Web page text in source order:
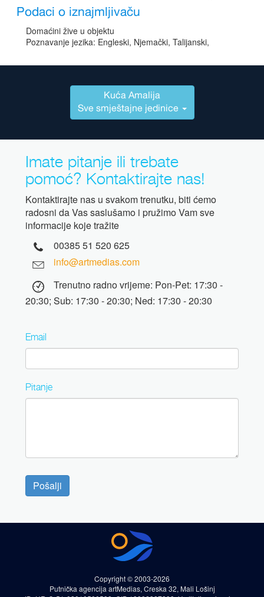
Podaci o iznajmljivaču
Domaćini žive u objektu
Poznavanje jezika: Engleski, Njemački, Talijanski,
Kuća Amalija
Sve smještajne jedinice
Imate pitanje ili trebate
pomoć? Kontaktirajte nas!
Kontaktirajte nas u svakom trenutku, biti ćemo
radosni da Vas saslušamo i pružimo Vam sve
informacije koje tražite
00385 51 520 625
info@artmedias.com
Trenutno radno vrijeme: Pon-Pet: 17:30 -
20:30; Sub: 17:30 - 20:30; Ned: 17:30 - 20:30
Email
Pitanje
Pošalji
Copyright © 2003-2026
Putnička agencija artMedias, Creska 32, Mali Lošinj